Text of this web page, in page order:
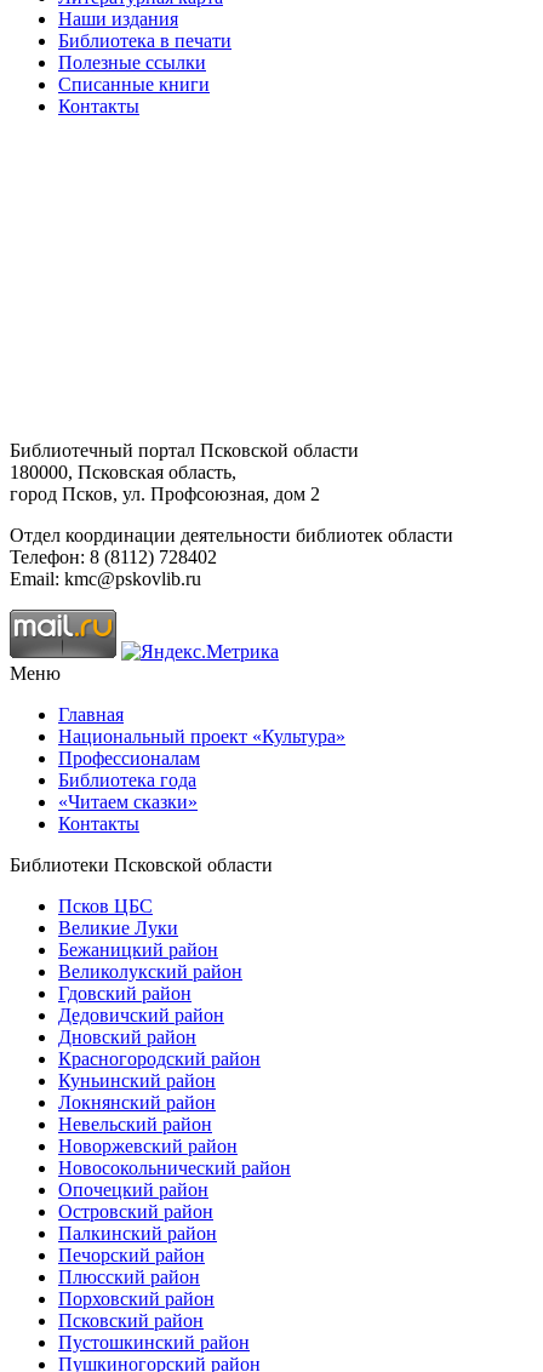
Наши издания
Библиотека в печати
Полезные ссылки
Списанные книги
Контакты
Библиотечный портал Псковской области
180000, Псковская область,
город Псков, ул. Профсоюзная, дом 2
Отдел координации деятельности библиотек области
Телефон: 8 (8112) 728402
Email: kmc@pskovlib.ru
Меню
Главная
Национальный проект «Культура»
Профессионалам
Библиотека года
«Читаем сказки»
Контакты
Библиотеки Псковской области
Псков ЦБС
Великие Луки
Бежаницкий район
Великолукский район
Гдовский район
Дедовичский район
Дновский район
Красногородский район
Куньинский район
Локнянский район
Невельский район
Новоржевский район
Новосокольнический район
Опочецкий район
Островский район
Палкинский район
Печорский район
Плюсский район
Порховский район
Псковский район
Пустошкинский район
Пушкиногорский район